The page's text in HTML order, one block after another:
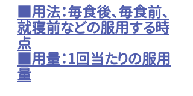
■用法：毎食後、毎食前、
就寝前などの服用する時
点
■用量：1回当たりの服用
量